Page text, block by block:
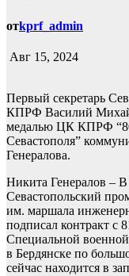
отkprf_admin
Авг 15, 2024
Первый секретарь
КПРФ Василий
медалью ЦК КПРФ
Севастополя”
Генералова.
Никита Генералов –
Севастопольский
им. маршала
подписал контракт с
Специальной
в Бердянске по
сейчас находится в